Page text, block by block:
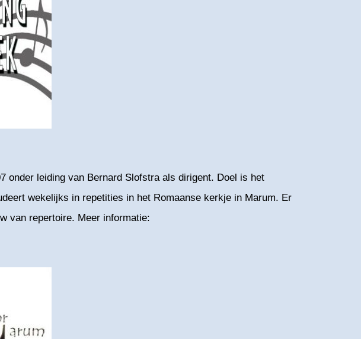
onder leiding van Bernard Slofstra als dirigent. Doel is het
wekelijks in repetities in het Romaanse kerkje in Marum. Er
van repertoire. Meer informatie: